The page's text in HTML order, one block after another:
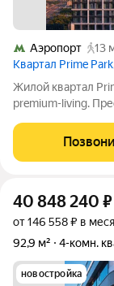
Аэропорт
13
Квартал Prime Park
Жилой квартал
premium-living.
и Белой площади,
«Москва-Сити», - 4
40 848 240 ₽
от 146 558 ₽ в
92,9 м²
4-комн.
новостройка